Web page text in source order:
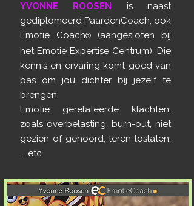
YVONNE ROOSEN is naast
gediplomeerd PaardenCoach, ook
Emotie Coach®
(aangesloten bij
het Emotie Expertise Centrum). Die
kennis en ervaring komt goed van
pas om jou dichter bij jezelf te
brengen.
Emotie gerelateerde klachten,
zoals overbelasting, burn-out, niet
gezien of gehoord, leren loslaten,
... etc.